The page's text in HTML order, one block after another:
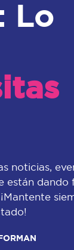
Lo
noticias,
están dando